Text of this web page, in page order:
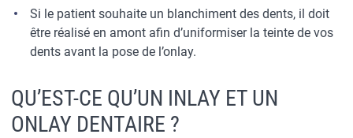
Si le patient souhaite un blanchiment des dents, il doit
être réalisé en amont afin d’uniformiser la teinte de vos
dents avant la pose de l’onlay.
QU’EST-CE QU’UN INLAY ET UN
ONLAY DENTAIRE ?